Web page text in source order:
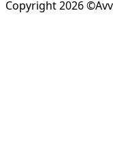
Copyright 2026